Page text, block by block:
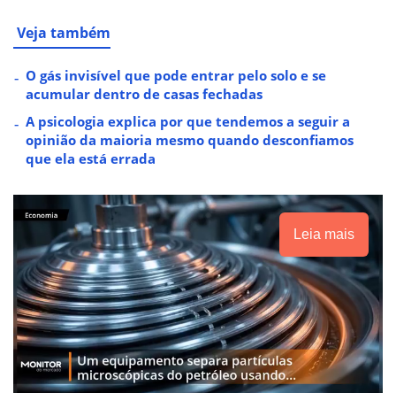
Veja também
O gás invisível que pode entrar pelo solo e se
acumular dentro de casas fechadas
A psicologia explica por que tendemos a seguir a
opinião da maioria mesmo quando desconfiamos
que ela está errada
Leia mais